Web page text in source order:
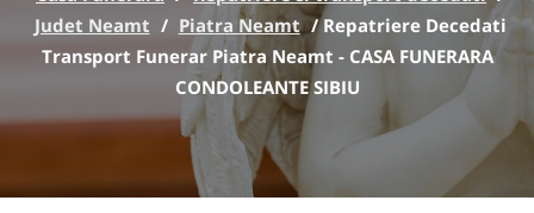
Judet Neamt / Piatra Neamt /Repatriere Decedati
Transport Funerar Piatra Neamt - CASA FUNERARA
CONDOLEANTE SIBIU